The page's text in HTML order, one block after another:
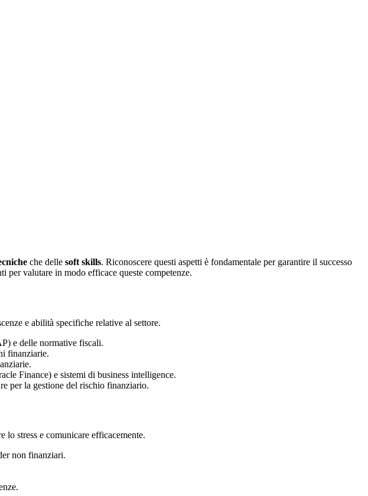
che delle soft skills. Riconoscere questi aspetti è fondamentale per garantire il successo
per valutare in modo efficace queste competenze.
e abilità specifiche relative al settore.
e delle normative fiscali.
finanziarie.
Finance) e sistemi di business intelligence.
per la gestione del rischio finanziario.
lo stress e comunicare efficacemente.
non finanziari.